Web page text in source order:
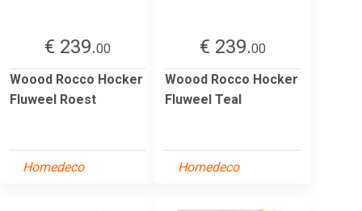
€ 239.00
Woood Rocco Hocker
Fluweel Roest
Homedeco
€ 239.00
Woood Rocco Hocker
Fluweel Teal
Homedeco